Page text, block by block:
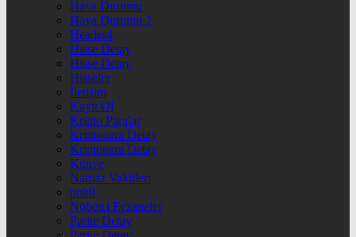
Hava Durumu
Hava Durumu 2
Header4
Hisse Detay
Hisse Detay
Hisseler
İletişim
Kayıt Ol
Kripto Paralar
Kriptopara Detay
Kriptopara Detay
Künye
Namaz Vakitleri
nnbil
Nöbetçi Eczaneler
Parite Detay